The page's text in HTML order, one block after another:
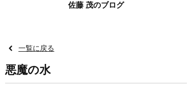
佐藤 茂のブログ
一覧に戻る
悪魔の水